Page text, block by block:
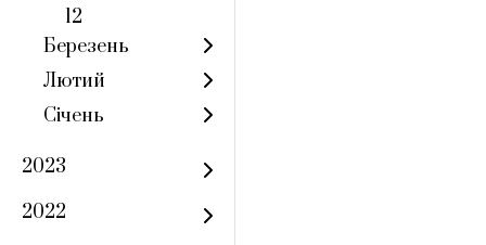
12
Березень
Лютий
Січень
2023
2022